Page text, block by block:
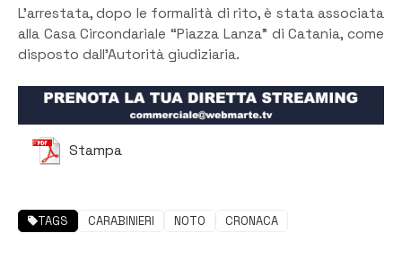
L’arrestata, dopo le formalità di rito, è stata associata
alla Casa Circondariale “Piazza Lanza” di Catania, come
disposto dall’Autorità giudiziaria.
Stampa
TAGS CARABINIERI NOTO CRONACA